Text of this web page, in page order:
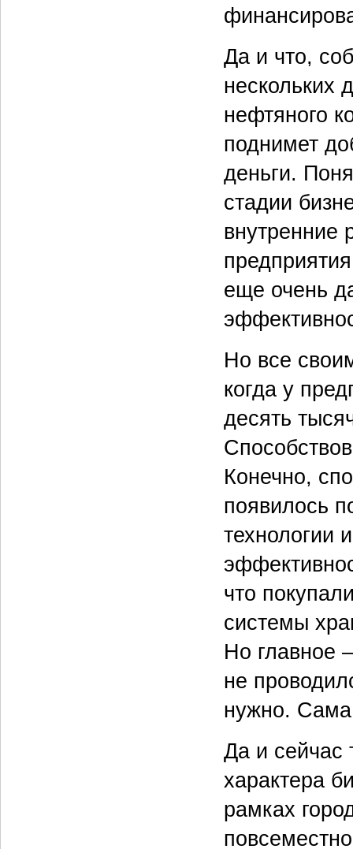
Да и что,
нескольких
нефтяного
поднимет
деньги.
стадии
внутренние
еще очень
Но все
когда у
десять
Конечно,
появилось
технологии
что
системы
Но главное
не
нужно. Сама
Да и сейчас
характера
рамках